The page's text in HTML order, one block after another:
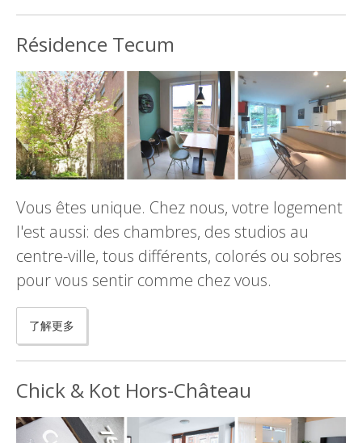
Résidence Tecum
Vous êtes unique. Chez nous, votre logement
l'est aussi: des chambres, des studios au
centre-ville, tous différents, colorés ou sobres
pour vous sentir comme chez vous.
了解更多
Chick & Kot Hors-Château